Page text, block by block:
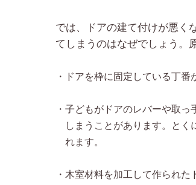
では、ドアの建て付けが悪く
てしまうのはなぜでしょう。
・ドアを枠に固定している丁
・子どもがドアのレバーや取
しまうことがあります。と
れます。
・木室材料を加工して作られ